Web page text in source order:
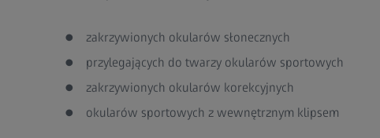
zakrzywionych okularów słonecznych
przylegających do twarzy okularów sportowych
zakrzywionych okularów korekcyjnych
okularów sportowych z wewnętrznym klipsem